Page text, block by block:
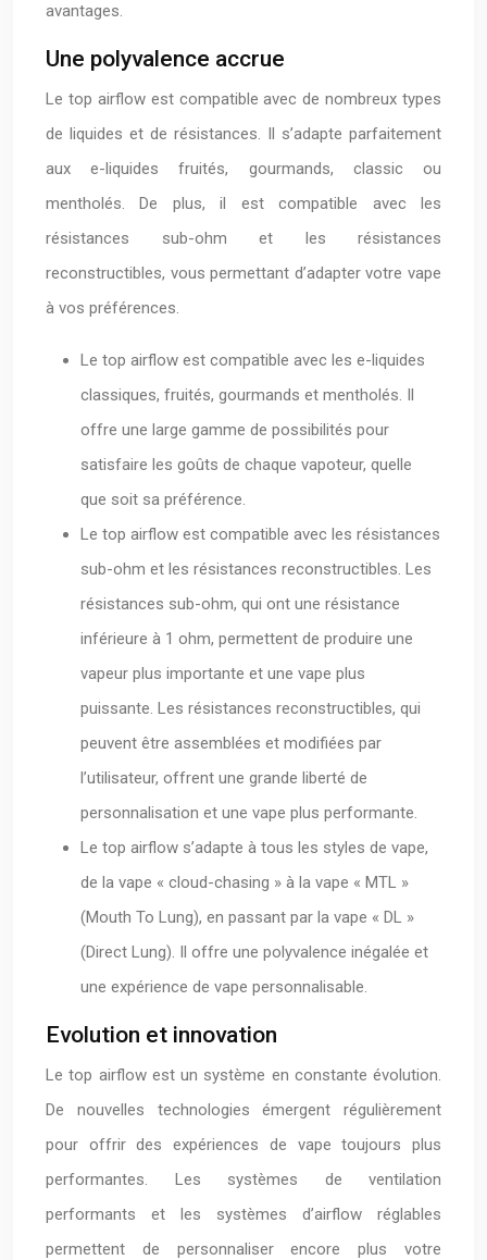
avantages.
Une polyvalence accrue
Le top airflow est compatible avec de nombreux types
de liquides et de résistances. Il s’adapte parfaitement
aux e-liquides fruités, gourmands, classic ou
mentholés. De plus, il est compatible avec les
résistances sub-ohm et les résistances
reconstructibles, vous permettant d’adapter votre vape
à vos préférences.
Le top airflow est compatible avec les e-liquides
classiques, fruités, gourmands et mentholés. Il
offre une large gamme de possibilités pour
satisfaire les goûts de chaque vapoteur, quelle
que soit sa préférence.
Le top airflow est compatible avec les résistances
sub-ohm et les résistances reconstructibles. Les
résistances sub-ohm, qui ont une résistance
inférieure à 1 ohm, permettent de produire une
vapeur plus importante et une vape plus
puissante. Les résistances reconstructibles, qui
peuvent être assemblées et modifiées par
l’utilisateur, offrent une grande liberté de
personnalisation et une vape plus performante.
Le top airflow s’adapte à tous les styles de vape,
de la vape « cloud-chasing » à la vape « MTL »
(Mouth To Lung), en passant par la vape « DL »
(Direct Lung). Il offre une polyvalence inégalée et
une expérience de vape personnalisable.
Evolution et innovation
Le top airflow est un système en constante évolution.
De nouvelles technologies émergent régulièrement
pour offrir des expériences de vape toujours plus
performantes. Les systèmes de ventilation
performants et les systèmes d’airflow réglables
permettent de personnaliser encore plus votre